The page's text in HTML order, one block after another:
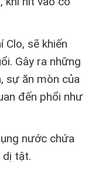
Clo, sẽ khiến
Gây ra những
sự ăn mòn của
đến phổi như
nước chứa
dị tật.